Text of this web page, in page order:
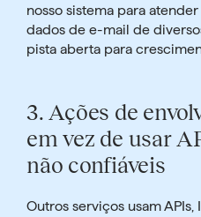
nosso sistema para
dados de e-mail de
pista aberta para
3. Ações de
em vez de usar
não confiáveis
Outros serviços usam APIs,